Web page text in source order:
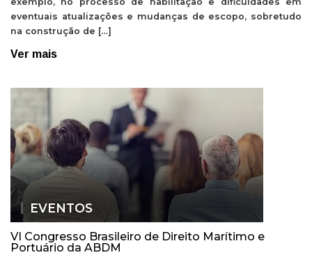
eventuais atualizações e mudanças de escopo, sobretudo
na construção de […]
Ver mais
EVENTOS
VI Congresso Brasileiro de Direito Marítimo e
Portuário da ABDM